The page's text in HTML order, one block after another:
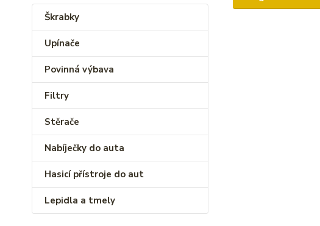
Škrabky
Upínače
Povinná výbava
Filtry
Stěrače
Nabíječky do auta
Hasicí přístroje do aut
Lepidla a tmely